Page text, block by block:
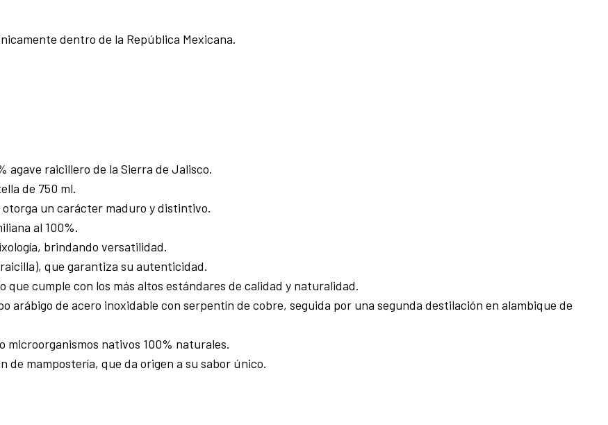
dentro de la República Mexicana.
agave raicillero de la Sierra de Jalisco.
de 750 ml.
otorga un carácter maduro y distintivo.
al 100%.
brindando versatilidad.
que garantiza su autenticidad.
cumple con los más altos estándares de calidad y naturalidad.
arábigo de acero inoxidable con serpentín de cobre, seguida por una segunda destilación en alambique de
nativos 100% naturales.
de mampostería, que da origen a su sabor único.